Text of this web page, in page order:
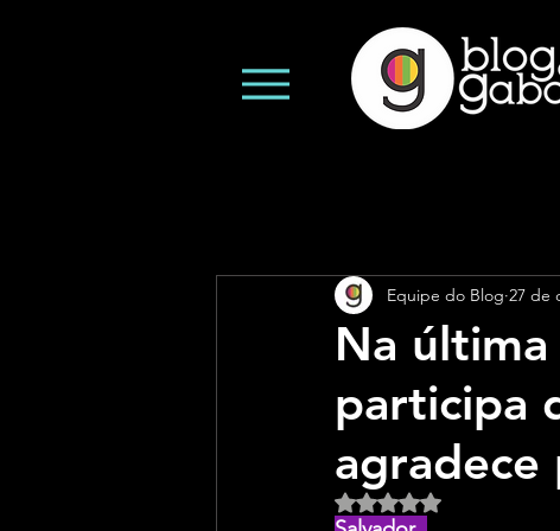
Na
participa
agradece
Equipe do Blog 27 de
Avaliado com NaN de 5